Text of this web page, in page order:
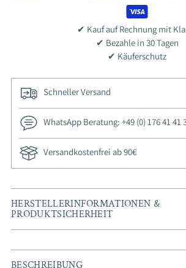
✔ Kauf auf Rechnung mit
✔ Bezahle in 30 Tagen
✔ Käuferschutz
Schneller Versand
WhatsApp Beratung: +49 (0) 176 41 41
Versandkostenfrei ab 90€
HERSTELLERINFORMATIONEN &
PRODUKTSICHERHEIT
BESCHREIBUNG